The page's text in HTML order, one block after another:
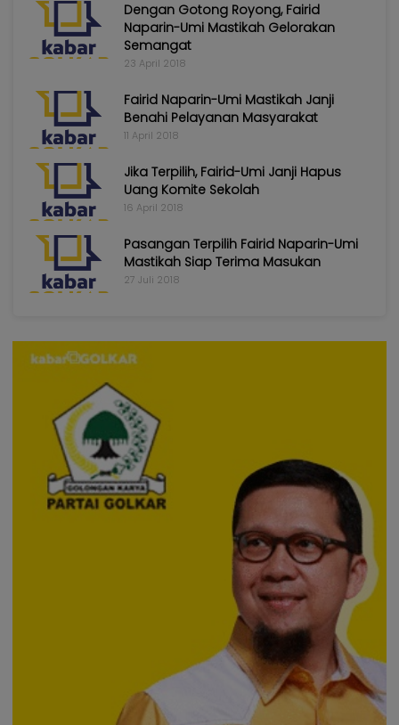
Dengan Gotong Royong, Fairid
Naparin-Umi Mastikah Gelorakan
Semangat
23 April 2018
Fairid Naparin-Umi Mastikah Janji
Benahi Pelayanan Masyarakat
11 April 2018
Jika Terpilih, Fairid-Umi Janji Hapus
Uang Komite Sekolah
16 April 2018
Pasangan Terpilih Fairid Naparin-Umi
Mastikah Siap Terima Masukan
27 Juli 2018